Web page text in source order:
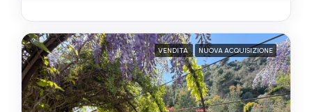
VENDITA NUOVA ACQUISIZIONE